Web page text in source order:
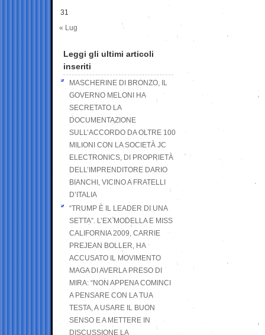
31
« Lug
Leggi gli ultimi articoli
inseriti
MASCHERINE DI BRONZO, IL
GOVERNO MELONI HA
SECRETATO LA
DOCUMENTAZIONE
SULL’ACCORDO DA OLTRE 100
MILIONI CON LA SOCIETÀ JC
ELECTRONICS, DI PROPRIETÀ
DELL’IMPRENDITORE DARIO
BIANCHI, VICINO A FRATELLI
D’ITALIA
“TRUMP È IL LEADER DI UNA
SETTA”. L’EX MODELLA E MISS
CALIFORNIA 2009, CARRIE
PREJEAN BOLLER, HA
ACCUSATO IL MOVIMENTO
MAGA DI AVERLA PRESO DI
MIRA: “NON APPENA COMINCI
A PENSARE CON LA TUA
TESTA, A USARE IL BUON
SENSO E A METTERE IN
DISCUSSIONE LA